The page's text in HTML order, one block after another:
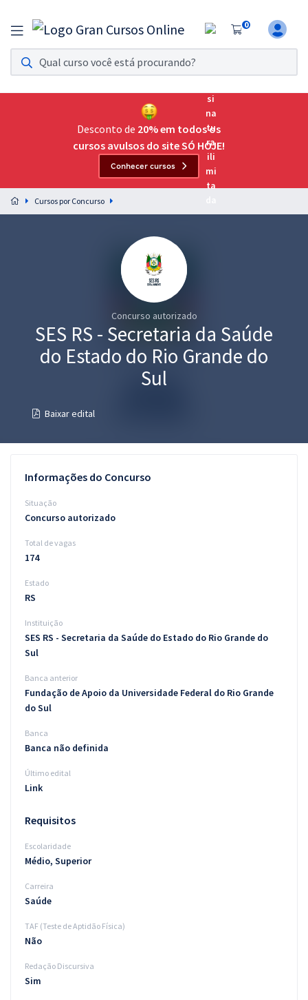
0
Assinatura Ilimitada 11
Acesso a todos os cursos. Teste grátis por 7 dias!
Assinatura OAB Até Passar
Acesso ilimitado a toda preparação para o Exame da
Preparação completa e intensiva para as principais
residências em saúde do Brasil
Graduação
Mentorias
Conteúdo gratuito
Blog
Desconto de 20% em todos os
cursos avulsos do site SÓ HOJE!
Conhecer cursos
Cursos por Concurso
Concurso autorizado
SES RS - Secretaria da Saúde
do Estado do Rio Grande do
Sul
Baixar edital
Informações do Concurso
Situação
Concurso autorizado
Total de vagas
174
Estado
RS
Instituição
SES RS - Secretaria da Saúde do Estado do Rio Grande do
Sul
Banca anterior
Fundação de Apoio da Universidade Federal do Rio Grande
do Sul
Banca
Banca não definida
Último edital
Link
Requisitos
Escolaridade
Médio, Superior
Carreira
Saúde
TAF (Teste de Aptidão Física)
Não
Redação Discursiva
Sim